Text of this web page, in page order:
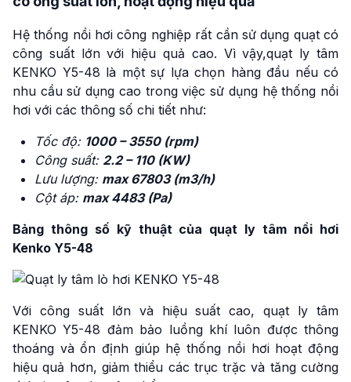
Hệ thống nồi hơi công nghiệp rất cần sử dụng quạt có
công suất lớn với hiệu quả cao. Vì vậy,quạt ly tâm
KENKO Y5-48 là một sự lựa chọn hàng đầu nếu có
nhu cầu sử dụng cao trong việc sử dụng hệ thống nồi
hơi với các thông số chi tiết như:
Tốc độ: 1000 – 3550 (rpm)
Công suất: 2.2 – 110 (KW)
Lưu lượng: max 67803 (m3/h)
Cột áp: max 4483 (Pa)
Bảng thông số kỹ thuật của quạt ly tâm nồi hơi
Kenko Y5-48
Với công suất lớn và hiệu suất cao, quạt ly tâm
KENKO Y5-48 đảm bảo luồng khí luôn được thông
thoáng và ổn định giúp hệ thống nồi hơi hoạt động
hiệu quả hơn, giảm thiểu các trục trặc và tăng cường